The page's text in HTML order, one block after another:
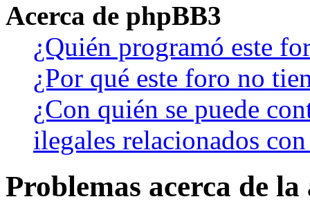
Acerca de phpBB3
¿Quién programó este
¿Por qué este foro no
¿Con quién se puede
ilegales relacionados
Problemas acerca de